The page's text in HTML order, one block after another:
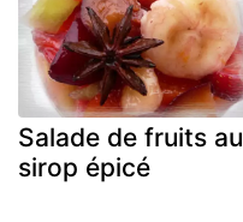
Salade de fruits au
sirop épicé